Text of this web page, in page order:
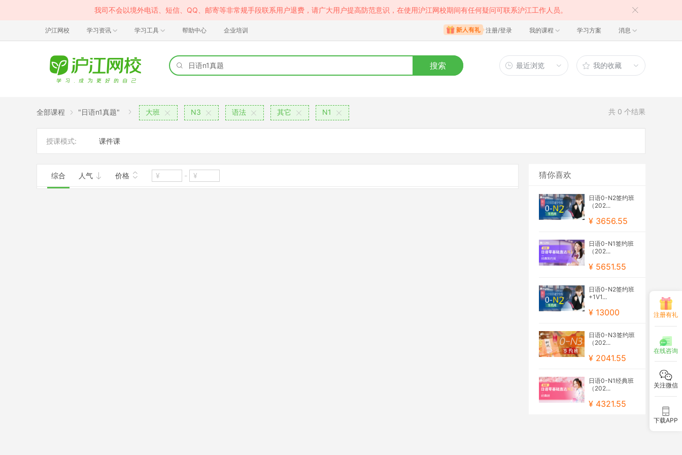
我司不会以境外电话、短信、QQ、邮寄等非常规手段联系用户退费，请广大用户提高防范意识，在使用沪江网校期间有任何疑问可联系沪江工作人员。
沪江网校 学习资讯 学习工具 帮助中心 企业培训 注册/登录 我的课程 学习方案 消息
搜索 最近浏览 我的收藏
全部课程 "日语n1真题" 大班 N3 语法 其它 N1 共 0 个结果
授课模式: 课件课
综合 人气 价格 - 猜你喜欢
日语0-N2签约班
（202...
¥ 3656.55
日语0-N1签约班
（202...
¥ 5651.55
日语0-N2签约班
+1V1...
¥ 13000
日语0-N3签约班
（202...
¥ 2041.55
日语0-N1经典班
（202...
¥ 4321.55
注册有礼
在线咨询
关注微信
下载APP